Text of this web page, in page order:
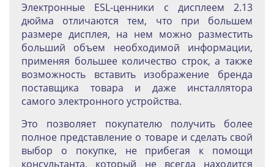
Электронные ESL-ценники с дисплеем 2.13
дюйма отличаются тем, что при большем
размере дисплея, на нем можно разместить
больший объем необходимой информации,
применяя большее количество строк, а также
возможность вставить изображение бренда
поставщика товара и даже инсталлятора
самого электронного устройства.
Это позволяет покупателю получить более
полное представление о товаре и сделать свой
выбор о покупке, не прибегая к помощи
консультанта, который не всегда находится